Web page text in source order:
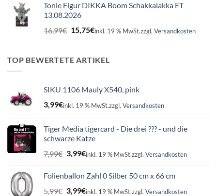
Tonie Figur DIKKA Boom Schakkalakka ET
13.08.2026
16,99€ Ursprünglicher
Preis
16,99€
15,75€Aktueller
15,75€.
inkl. 19 % MwSt.zzgl. Versandkosten
TOP BEWERTETE ARTIKEL
SIKU 1106 Mauly X540, pink
3,99€inkl. 19 % MwSt.zzgl. Versandkosten
Tiger Media tigercard - Die drei ??? - und die
schwarze Katze
7,99€ Ursprünglicher
7,99€
3,99€Aktueller
3,99€.
inkl. 19 % MwSt.zzgl. Versandkosten
Folienballon Zahl 0 Silber 50 cm x 66 cm
5,99€ Ursprünglicher
3,99€Aktueller
inkl. 19 % MwSt.zzgl. Versandkosten